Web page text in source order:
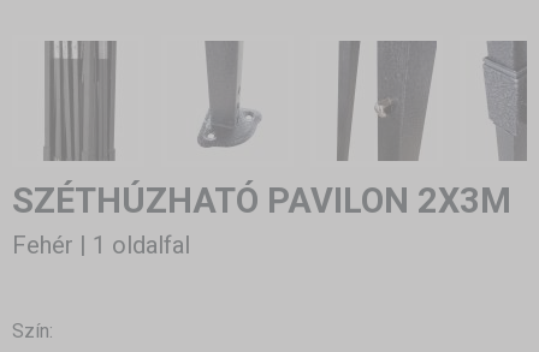
SZÉTHÚZHATÓ PAVILON 2X3M
Fehér | 1 oldalfal
Szín: